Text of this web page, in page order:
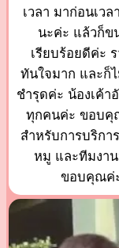
เวลา มาก่อนเวล
นะค่ะ แล้วก็ข
เรียบร้อยดีค่ะ ร
ทันใจมาก และก็
ชำรุดค่ะ น้องเค้า
ทุกคนค่ะ ขอบคุ
สำหรับการบริกา
หมู และทีมงา
ขอบคุณค่